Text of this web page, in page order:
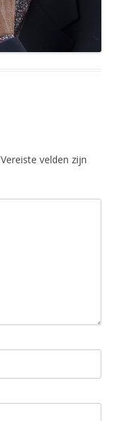
Vereiste velden zijn